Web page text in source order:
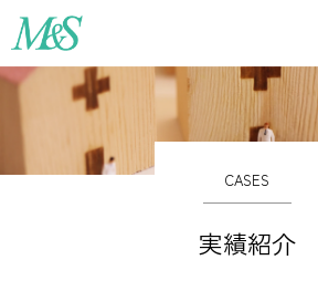
CASES
実績紹介